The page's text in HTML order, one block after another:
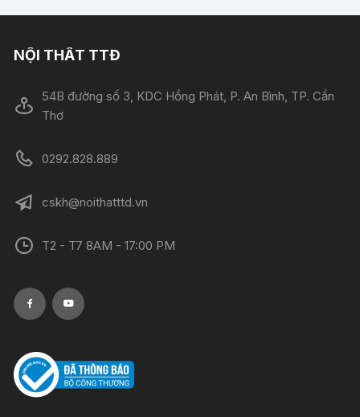
NỘI THẤT TTĐ
54B đường số 3, KDC Hồng Phát, P. An Bình, TP. Cần
Thơ
0292.828.889
cskh@noithatttd.vn
T2 - T7 8AM - 17:00 PM